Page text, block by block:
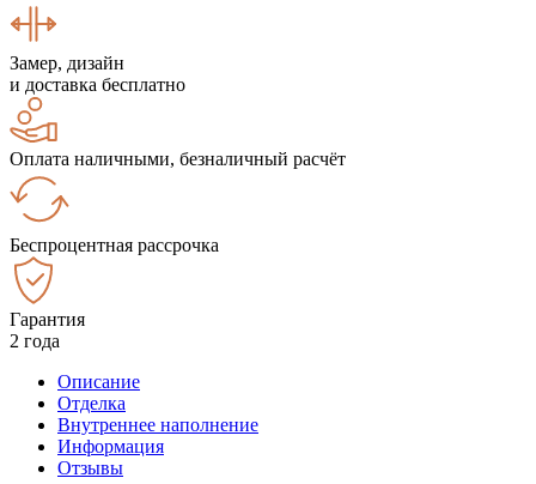
Замер, дизайн
и доставка бесплатно
Оплата наличными, безналичный расчёт
Беспроцентная рассрочка
Гарантия
2 года
Описание
Отделка
Внутреннее наполнение
Информация
Отзывы